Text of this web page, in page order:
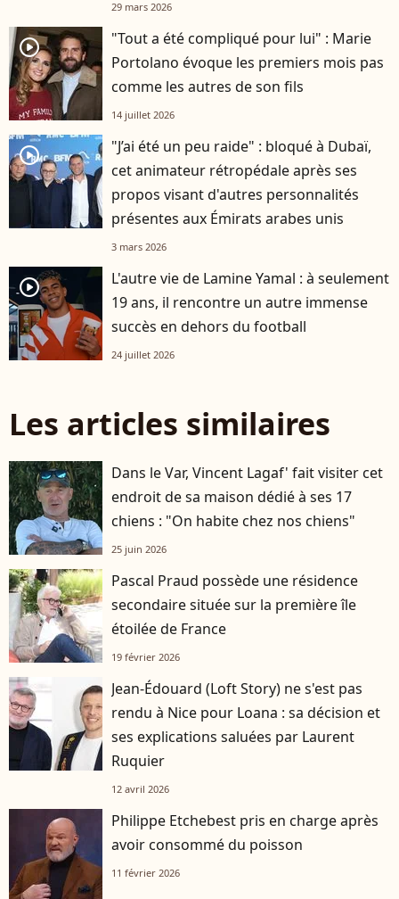
29 mars 2026
player2
"Tout a été compliqué pour lui" : Marie
Portolano évoque les premiers mois pas
comme les autres de son fils
14 juillet 2026
player2
"J’ai été un peu raide" : bloqué à Dubaï,
cet animateur rétropédale après ses
propos visant d'autres personnalités
présentes aux Émirats arabes unis
3 mars 2026
player2
L'autre vie de Lamine Yamal : à seulement
19 ans, il rencontre un autre immense
succès en dehors du football
24 juillet 2026
Les articles similaires
Dans le Var, Vincent Lagaf' fait visiter cet
endroit de sa maison dédié à ses 17
chiens : "On habite chez nos chiens"
25 juin 2026
Pascal Praud possède une résidence
secondaire située sur la première île
étoilée de France
19 février 2026
Jean-Édouard (Loft Story) ne s'est pas
rendu à Nice pour Loana : sa décision et
ses explications saluées par Laurent
Ruquier
12 avril 2026
Philippe Etchebest pris en charge après
avoir consommé du poisson
11 février 2026